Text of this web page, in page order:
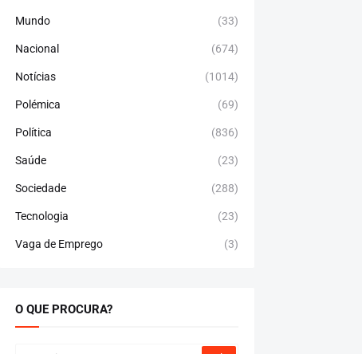
Mundo (33)
Nacional (674)
Notícias (1014)
Polémica (69)
Política (836)
Saúde (23)
Sociedade (288)
Tecnologia (23)
Vaga de Emprego (3)
O QUE PROCURA?